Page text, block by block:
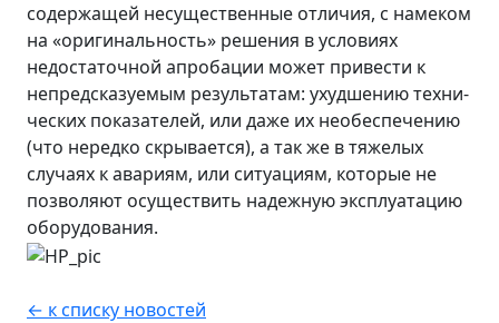
содержащей несущественные отличия, с намеком
на «оригинальность» решения в условиях
недостаточной апробации может привести к
непредсказуемым результатам: ухудшению техни-
ческих показателей, или даже их необеспечению
(что нередко скрывается), а так же в тяжелых
случаях к авариям, или ситуациям, которые не
позволяют осуществить надежную эксплуатацию
оборудования.
← к списку новостей